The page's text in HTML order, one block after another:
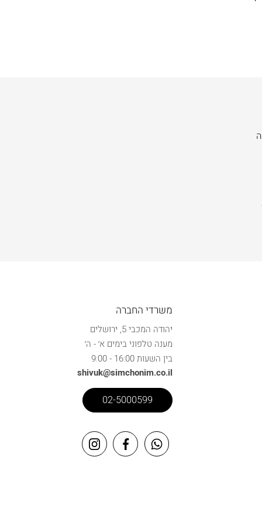
משרדי החברה
יהודה המכבי 5, ירושלים
מענה טלפוני בימים א׳ - ה׳
בין השעות 16:00 - 9:00
shivuk@simchonim.co.il
02-5000599